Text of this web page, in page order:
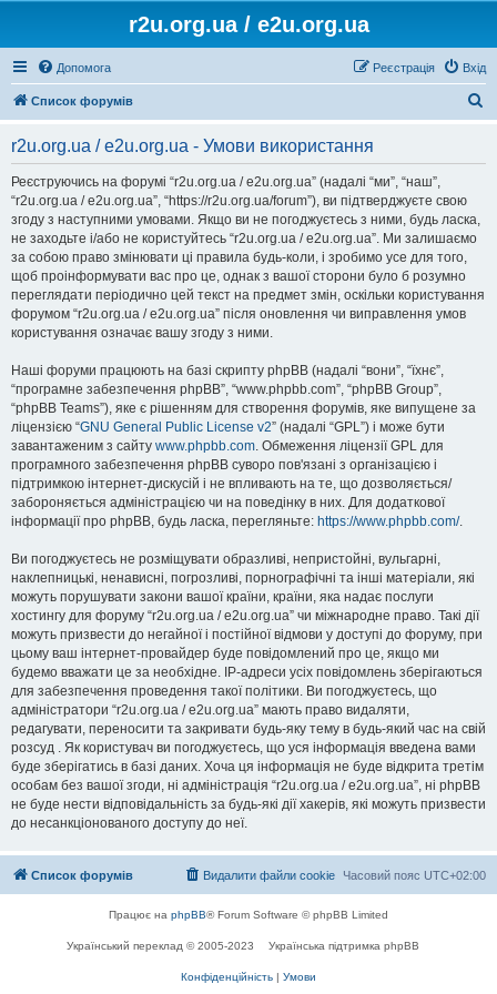
r2u.org.ua / e2u.org.ua
Допомога Вхід
Реєстрація
Список форумів
r2u.org.ua / e2u.org.ua - Умови використання
Реєструючись на форумі “r2u.org.ua / e2u.org.ua” (надалі “ми”, “наш”,
“r2u.org.ua / e2u.org.ua”, “https://r2u.org.ua/forum”), ви підтверджуєте свою
згоду з наступними умовами. Якщо ви не погоджуєтесь з ними, будь ласка,
не заходьте і/або не користуйтесь “r2u.org.ua / e2u.org.ua”. Ми залишаємо
за собою право змінювати ці правила будь-коли, і зробимо усе для того,
щоб проінформувати вас про це, однак з вашої сторони було б розумно
переглядати періодично цей текст на предмет змін, оскільки користування
форумом “r2u.org.ua / e2u.org.ua” після оновлення чи виправлення умов
користування означає вашу згоду з ними.
Наші форуми працюють на базі скрипту phpBB (надалі “вони”, “їхнє”,
“програмне забезпечення phpBB”, “www.phpbb.com”, “phpBB Group”,
“phpBB Teams”), яке є рішенням для створення форумів, яке випущене за
ліцензією “GNU General Public License v2” (надалі “GPL”) і може бути
завантаженим з сайту www.phpbb.com. Обмеження ліцензії GPL для
програмного забезпечення phpBB суворо пов'язані з організацією і
підтримкою інтернет-дискусій і не впливають на те, що дозволяється/
забороняється адміністрацією чи на поведінку в них. Для додаткової
інформації про phpBB, будь ласка, перегляньте: https://www.phpbb.com/.
Ви погоджуєтесь не розміщувати образливі, непристойні, вульгарні,
наклепницькі, ненависні, погрозливі, порнографічні та інші матеріали, які
можуть порушувати закони вашої країни, країни, яка надає послуги
хостингу для форуму “r2u.org.ua / e2u.org.ua” чи міжнародне право. Такі дії
можуть призвести до негайної і постійної відмови у доступі до форуму, при
цьому ваш інтернет-провайдер буде повідомлений про це, якщо ми
будемо вважати це за необхідне. IP-адреси усіх повідомлень зберігаються
для забезпечення проведення такої політики. Ви погоджуєтесь, що
адміністратори “r2u.org.ua / e2u.org.ua” мають право видаляти,
редагувати, переносити та закривати будь-яку тему в будь-який час на свій
розсуд . Як користувач ви погоджуєтесь, що уся інформація введена вами
буде зберігатись в базі даних. Хоча ця інформація не буде відкрита третім
особам без вашої згоди, ні адміністрація “r2u.org.ua / e2u.org.ua”, ні phpBB
не буде нести відповідальність за будь-які дії хакерів, які можуть призвести
до несанкціонованого доступу до неї.
Список форумів Часовий пояс UTC+02:00
Видалити файли cookie
Працює на phpBB® Forum Software © phpBB Limited
Український переклад © 2005-2023 Українська підтримка phpBB
Конфіденційність | Умови